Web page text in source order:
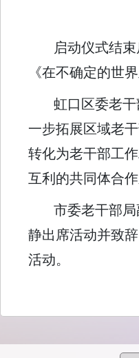
启动仪式结
《在不确定的世
虹口区委老
一步拓展区域老
转化为老干部工
互利的共同体合
市委老干部
静出席活动并致
活动。